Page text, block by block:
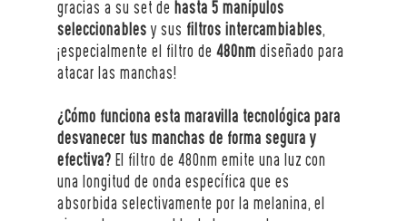
gracias a su set de
hasta 5 manípulos
seleccionables y sus filtros intercambiables,
¡especialmente el filtro de 480nm
diseñado para
atacar las manchas!
¿Cómo funciona esta maravilla tecnológica para
desvanecer tus manchas de forma segura y
efectiva?
El filtro de 480nm emite una luz con
una longitud de onda específica que es
absorbida selectivamente por la melanina, el